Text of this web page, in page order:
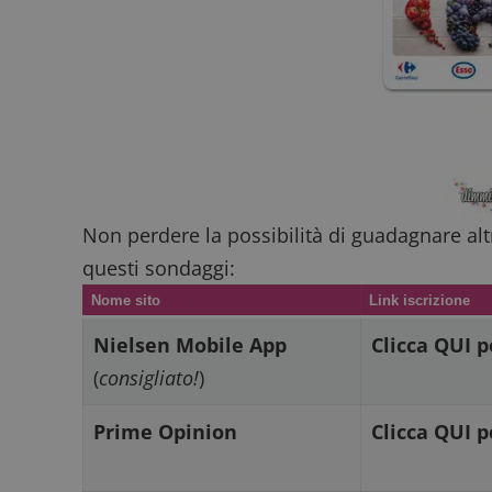
Non perdere la possibilità di guadagnare
questi sondaggi:
Nome sito Link iscrizione
Nielsen Mobile App
(consigliato!)
Clicca QUI
Prime Opinion Clicca QUI
Nome
_pk_id.1.938b
_pk_ses.1.938b
Nome
test_cookie